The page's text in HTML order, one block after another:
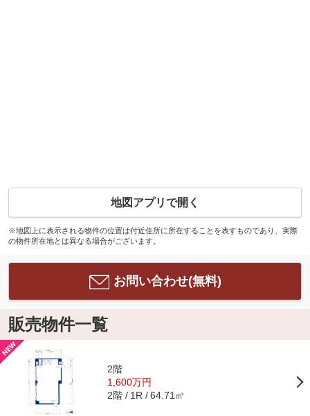
地図アプリで開く
※地図上に表示される物件の位置は付近住所に所在することを表すものであり、実際
の物件所在地とは異なる場合がございます。
お問い合わせ(無料)
販売物件一覧
2階
1,600万円
2階 1R 64.71㎡